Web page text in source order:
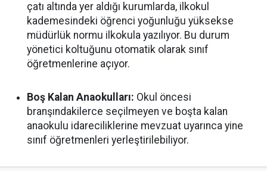
çatı altında yer aldığı kurumlarda, ilkokul
kademesindeki öğrenci yoğunluğu yüksekse
müdürlük normu ilkokula yazılıyor. Bu durum
yönetici koltuğunu otomatik olarak sınıf
öğretmenlerine açıyor.
Boş Kalan Anaokulları: Okul öncesi
branşındakilerce seçilmeyen ve boşta kalan
anaokulu idareciliklerine mevzuat uyarınca yine
sınıf öğretmenleri yerleştirilebiliyor.